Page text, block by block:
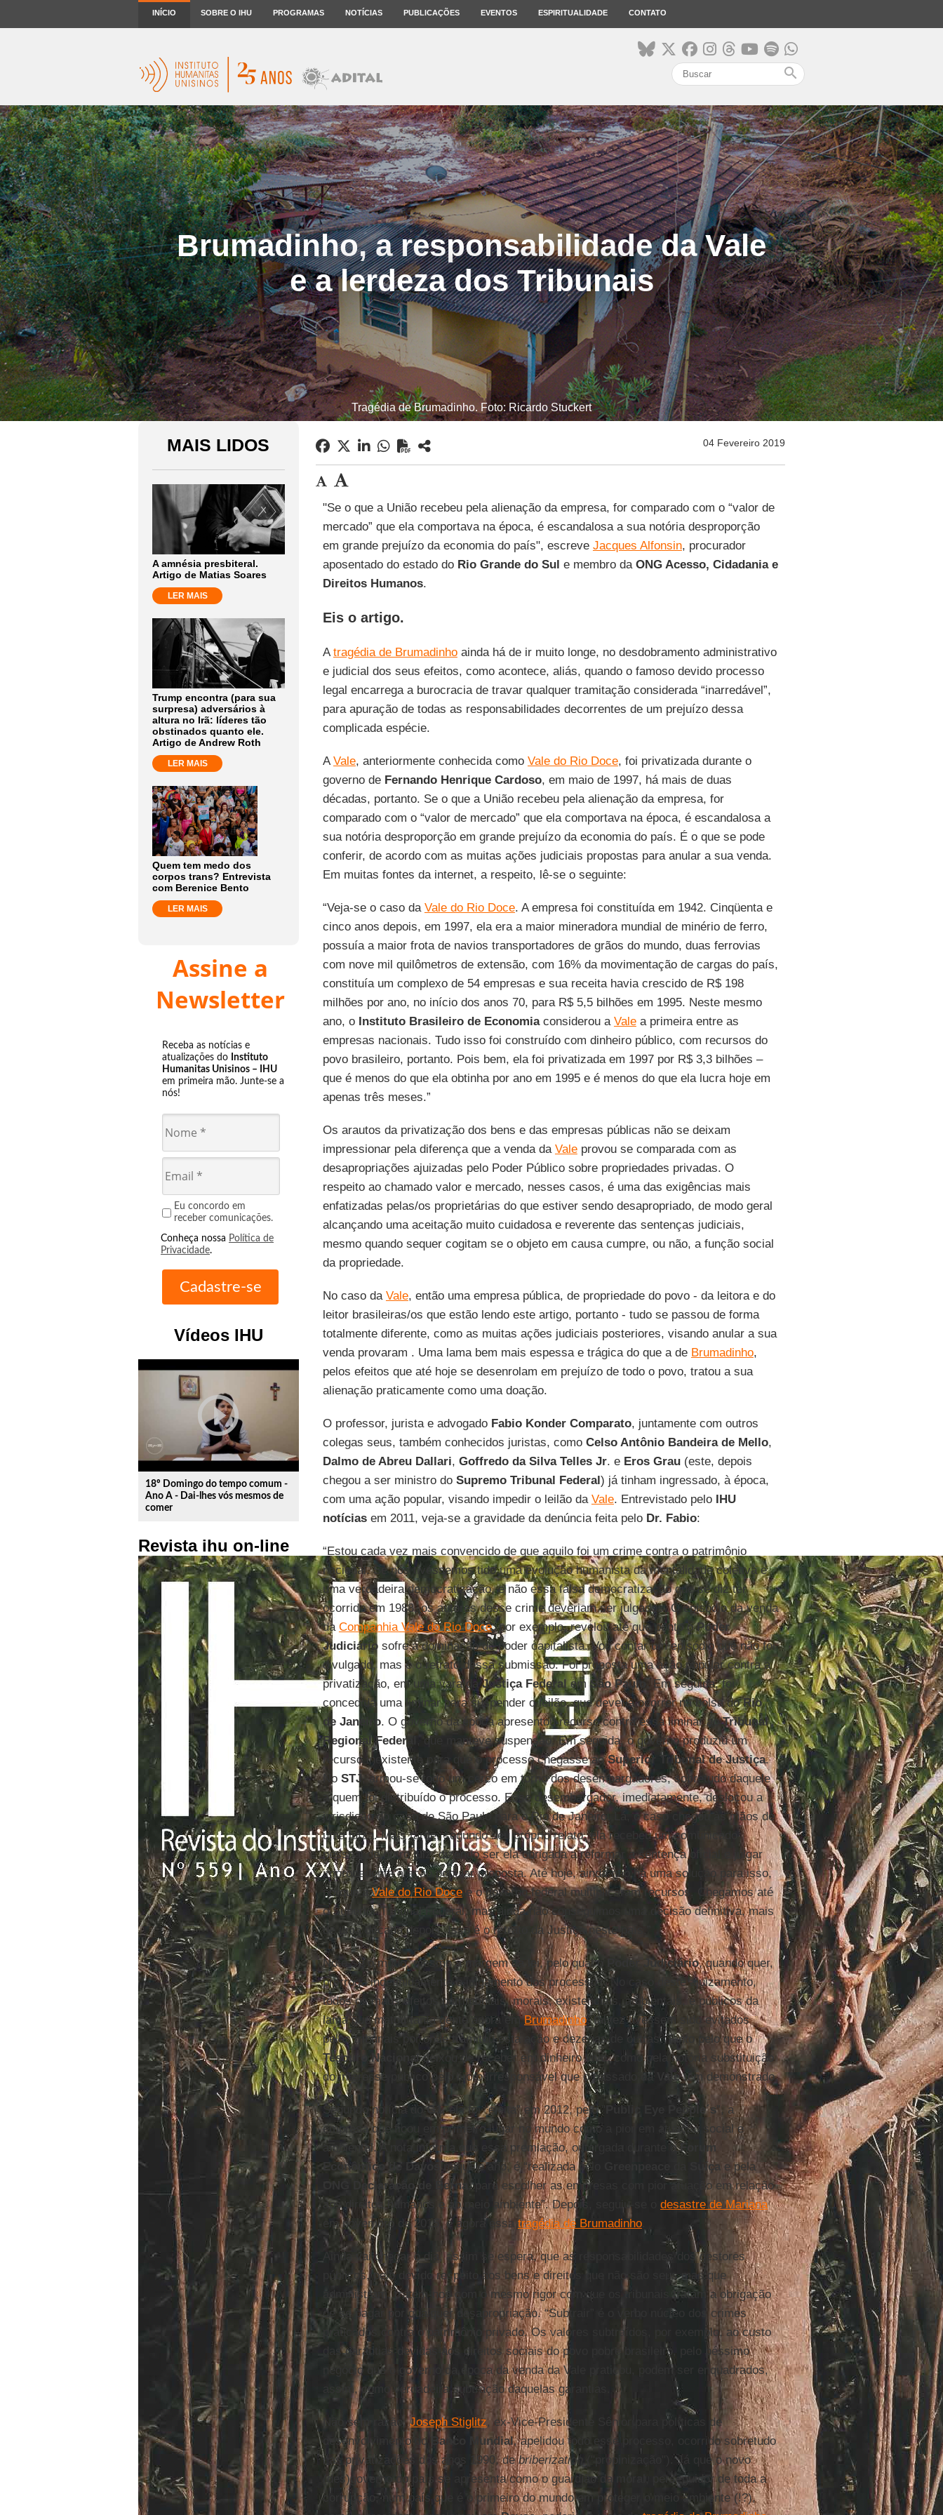
INÍCIO SOBRE O IHU PROGRAMAS NOTÍCIAS PUBLICAÇÕES EVENTOS ESPIRITUALIDADE CONTATO
search
Brumadinho, a responsabilidade da Vale
e a lerdeza dos Tribunais
Tragédia de Brumadinho. Foto: Ricardo Stuckert
MAIS LIDOS
A amnésia presbiteral.
Artigo de Matias Soares
LER MAIS
Trump encontra (para sua
surpresa) adversários à
altura no Irã: líderes tão
obstinados quanto ele.
Artigo de Andrew Roth
LER MAIS
Quem tem medo dos
corpos trans? Entrevista
com Berenice Bento
LER MAIS
Assine a
Newsletter
Receba as notícias e
atualizações do Instituto
Humanitas Unisinos – IHU
em primeira mão. Junte-se a
nós!
Eu concordo em
receber comunicações.
Conheça nossa Política de
Privacidade.
Vídeos IHU
play_circle_outline
18º Domingo do tempo comum -
Ano A - Dai-lhes vós mesmos de
comer
Revista ihu on-line
04 Fevereiro 2019
"Se o que a União recebeu pela alienação da empresa, for comparado com o “valor de
mercado” que ela comportava na época, é escandalosa a sua notória desproporção
em grande prejuízo da economia do país", escreve Jacques Alfonsin, procurador
aposentado do estado do Rio Grande do Sul e membro da ONG Acesso, Cidadania e
Direitos Humanos.
Eis o artigo.
Atragédia de Brumadinhoainda há de ir muito longe, no desdobramento administrativo
e judicial dos seus efeitos, como acontece, aliás, quando o famoso devido processo
legal encarrega a burocracia de travar qualquer tramitação considerada “inarredável”,
para apuração de todas as responsabilidades decorrentes de um prejuízo dessa
complicada espécie.
AVale, anteriormente conhecida como Vale do Rio Doce, foi privatizada durante o
governo de Fernando Henrique Cardoso, em maio de 1997, há mais de duas
décadas, portanto. Se o que a União recebeu pela alienação da empresa, for
comparado com o “valor de mercado” que ela comportava na época, é escandalosa a
sua notória desproporção em grande prejuízo da economia do país. É o que se pode
conferir, de acordo com as muitas ações judiciais propostas para anular a sua venda.
Em muitas fontes da internet, a respeito, lê-se o seguinte:
“Veja-se o caso da Vale do Rio Doce. A empresa foi constituída em 1942. Cinqüenta e
cinco anos depois, em 1997, ela era a maior mineradora mundial de minério de ferro,
possuía a maior frota de navios transportadores de grãos do mundo, duas ferrovias
com nove mil quilômetros de extensão, com 16% da movimentação de cargas do país,
constituía um complexo de 54 empresas e sua receita havia crescido de R$ 198
milhões por ano, no início dos anos 70, para R$ 5,5 bilhões em 1995. Neste mesmo
ano, o Instituto Brasileiro de Economiaconsiderou a Valea primeira entre as
empresas nacionais. Tudo isso foi construído com dinheiro público, com recursos do
povo brasileiro, portanto. Pois bem, ela foi privatizada em 1997 por R$ 3,3 bilhões –
que é menos do que ela obtinha por ano em 1995 e é menos do que ela lucra hoje em
apenas três meses.”
Os arautos da privatização dos bens e das empresas públicas não se deixam
impressionar pela diferença que a venda da Valeprovou se comparada com as
desapropriações ajuizadas pelo Poder Público sobre propriedades privadas. O
respeito ao chamado valor e mercado, nesses casos, é uma das exigências mais
enfatizadas pelas/os proprietárias do que estiver sendo desapropriado, de modo geral
alcançando uma aceitação muito cuidadosa e reverente das sentenças judiciais,
mesmo quando sequer cogitam se o objeto em causa cumpre, ou não, a função social
da propriedade.
No caso da Vale, então uma empresa pública, de propriedade do povo - da leitora e do
leitor brasileiras/os que estão lendo este artigo, portanto - tudo se passou de forma
totalmente diferente, como as muitas ações judiciais posteriores, visando anular a sua
venda provaram . Uma lama bem mais espessa e trágica do que a de Brumadinho,
pelos efeitos que até hoje se desenrolam em prejuízo de todo o povo, tratou a sua
alienação praticamente como uma doação.
O professor, jurista e advogado Fabio Konder Comparato, juntamente com outros
colegas seus, também conhecidos juristas, como Celso Antônio Bandeira de Mello,
Dalmo de Abreu Dallari, Goffredo da Silva Telles Jr. e Eros Grau(este, depois
chegou a ser ministro do Supremo Tribunal Federal) já tinham ingressado, à época,
com uma ação popular, visando impedir o leilão da Vale. Entrevistado pelo IHU
notíciasem 2011, veja-se a gravidade da denúncia feita pelo Dr. Fabio:
“Estou cada vez mais convencido de que aquilo foi um crime contra o patrimônio
nacional. Se nós tivéssemos tido uma evolução humanista da mentalidade coletiva e
uma verdadeira democratização, e não essa falsa democratização que se diz ter
ocorrido em 1988, os autores desse crime deveriam ser julgados. O episódio da venda
da Companhia Vale do Rio Doce, por exemplo, revelou até que ponto oPoder
Judiciáriosofre a dominação do poder capitalista. Vou contar um episódio que não foi
divulgado, mas é o retrato dessa submissão. Foi proposta uma ação popular contra a
privatização, em uma vara daJustiça FederalemSão Paulo . Em seguida, foi
concedida uma liminar para suspender o leilão, que deveria ocorrer na bolsa doRio
de Janeiro. O governo da época apresentou recurso contra essa liminar aoTribunal
Regional Federal
, que manteve suspensão. Em seguida, o governo produziu um
recurso inexistente para que o processo chegasse aoSuperior Tribunal de Justiça.
No STJ, armou-se todo um cerco em torno dos desembargadores, sobretudo daquele
a quem foi distribuído o processo. Esse desembargador, imediatamente, deslocou a
jurisdição do caso de São Paulo para o Rio de Janeiro. Lá, o caso chegou às mãos de
uma juíza. Mais tarde, segundo seu próprio relato, ela recebeu um comunicado
pessoal de outro juiz, dizendo ser ela obrigada a reformar a sentença oficial e julgar
improcedente a ação popular proposta. Até hoje, ainda não há uma solução para isso,
porque aVale do Rio Docee o governo federal multiplicaram recursos. Chegamos até
o Superior Tribunal Federal, mas ainda não conseguimos uma decisão definitiva, mais
de uma década depois. Isso é o retrato da Justiça neste país.”
Note-se o modo, mesmo à margem da lei, pelo qual o Poder Judiciário, quando quer,
prorroga indefinidamente o julgamento dos processos. No caso deste ajuizamento,
todos os maus efeitos patrimoniais, morais, existenciais, ambientais, e públicos da
lama que matou tanta gente agora emBrumadinho, talvez tivessem sido evitados
pelos tribunais por onde tramitou esta ação e dezenas de outras. Tanto pelo que o
Tesouro Nacionaldeixou de receber em dinheiro vivo, como pela notória substituição
do interesse público pelo lucro irresponsável que o passado da
Valetem demonstrado.
Segundo notícia doG1, ela foi “eleita” em 2012, pelo " Public Eye People´s”, a
empresa que ficou em primeiro lugar no mundo como a pior em atuação social e
ambiental. A nota informa que essa premiação, outorgada durante oForum
Econômico de Davos naquele ano, é “realizada pelo Suíça e pela
ONG Declaração de Berna , para escolher as empresas com pior atuação em relação
aos direitos humanos e ao meio ambiente”. Depois, seguiu-se o desastre de Mariana
em novembro de 2015, e agora essa tragédia de Brumadinho.
Ainda vai chegar o dia, assim se espera, que as responsabilidades dos gestores
públicos, pelo devido respeito aos bens e direitos que não são seus mas que
administram, tratem-nos com o mesmo rigor com que os tribunais tratam a obrigação
de se pagar por qualquer desapropriação. “Subtrair” é o verbo núcleo dos crimes
praticados contra o patrimônio privado. Os valores subtraídos, por exemplo, ao custo
das garantias devidas aos direitos sociais do povo pobre brasileiro, pelo péssimo
negócio que o governo da época da venda da Vale praticou, podem ser enquadrados,
assim, como verdadeira subtração daquelas garantias.
Não sem razão,Joseph Stiglitz, ex-Vice-Presidente Sênior para políticas de
desenvolvimento do
Banco Mundial, apelidou todo esse processo, ocorrido sobretudo
nas privatizações dos anos 1990, debriberization
("propinização"). Já que o novo
(des)governo do país se apresenta como o guardião da moral, perseguidor de toda a
corrupção, num país que é o primeiro do mundo em proteger o meio ambiente (!?),